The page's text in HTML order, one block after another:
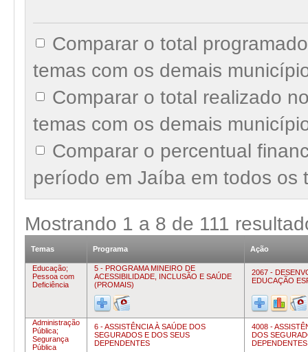
Comparar o total
temas com os demais
Comparar o total realizado
temas com os demais
Comparar o percentual
período em Jaíba em todos os
Mostrando 1 a 8 de 111
Temas Programa Ação
Educação;
Pessoa com
Deficiência
5 - PROGRAMA MINEIRO DE
ACESSIBILIDADE, INCLUSÃO E SAÚDE
(PROMAIS)
2067 -
EDUCAÇÃO
Administração
Pública;
Segurança
Pública
6 - ASSISTÊNCIA À SAÚDE DOS
SEGURADOS E DOS SEUS
DEPENDENTES
4008 -
DOS
DEPENDENTES